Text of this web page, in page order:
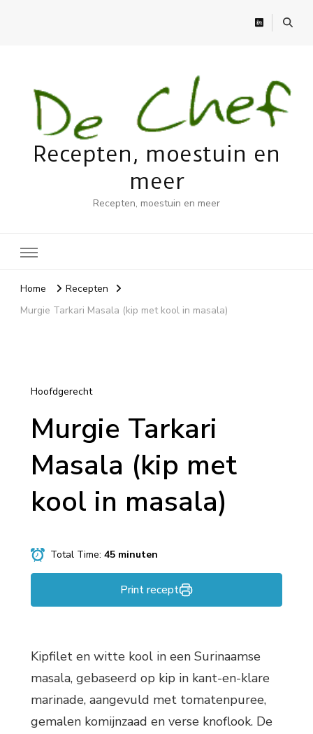
Recepten, moestuin en
meer
Recepten, moestuin en meer
Home
Recepten
Murgie Tarkari Masala (kip met kool in masala)
Hoofdgerecht
Murgie Tarkari
Masala (kip met
kool in masala)
Total Time: 45 minuten
Print recept
Kipfilet en witte kool in een Surinaamse
masala, gebaseerd op kip in kant-en-klare
marinade, aangevuld met tomatenpuree,
gemalen komijnzaad en verse knoflook. De